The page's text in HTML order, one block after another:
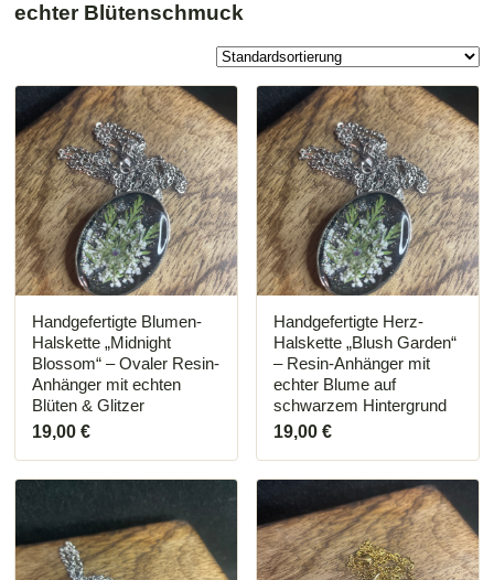
echter Blütenschmuck
Handgefertigte Blumen-
Halskette „Midnight
Blossom“ – Ovaler Resin-
Anhänger mit echten
Blüten & Glitzer
19,00 €
Handgefertigte Herz-
Halskette „Blush Garden“
– Resin-Anhänger mit
echter Blume auf
schwarzem Hintergrund
19,00€